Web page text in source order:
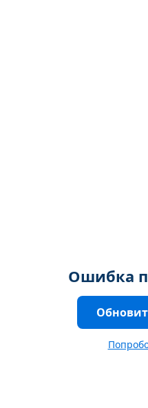
Ошибка